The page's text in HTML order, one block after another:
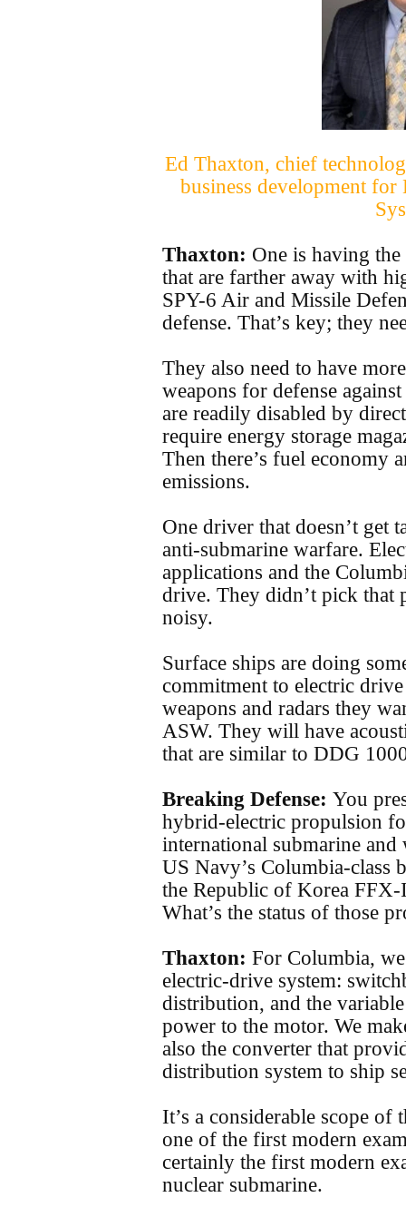
Ed Thaxton, chief
business development
Thaxton: One is having
that are farther away with
SPY-6 Air and Missile
defense. That’s key; they
They also need to have
weapons for defense
are readily disabled by
require energy storage
Then there’s fuel economy
emissions.
One driver that doesn’t get
anti-submarine warfare.
applications and the
drive. They didn’t pick that
noisy.
Surface ships are doing
commitment to electric
weapons and radars they
ASW. They will have
that are similar to DDG
Breaking Defense: You
hybrid-electric propulsion
international submarine and
US Navy’s Columbia-class
the Republic of Korea
What’s the status of those
Thaxton: For Columbia,
electric-drive system:
distribution, and the
power to the motor. We
also the converter that
distribution system to ship
It’s a considerable scope of
one of the first modern
certainly the first modern
nuclear submarine.